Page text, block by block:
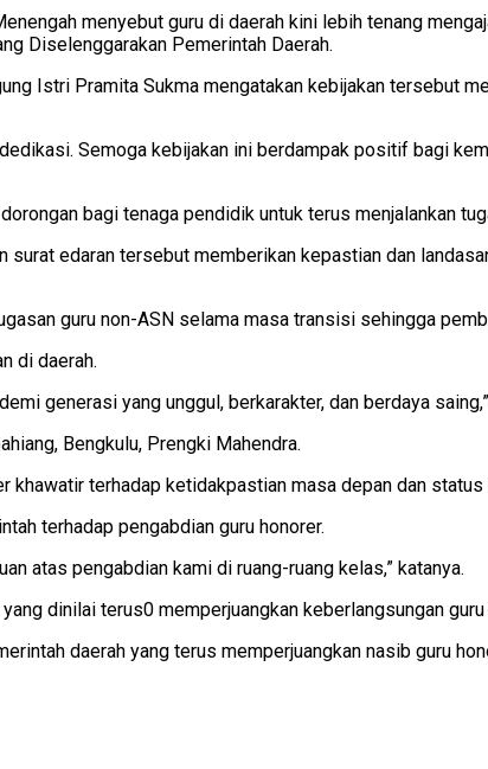
menyebut guru di daerah kini lebih tenang
Diselenggarakan Pemerintah Daerah.
Istri Pramita Sukma mengatakan kebijakan tersebut
Semoga kebijakan ini berdampak positif bagi
bagi tenaga pendidik untuk terus menjalankan
edaran tersebut memberikan kepastian dan
guru non-ASN selama masa transisi sehingga
di daerah.
generasi yang unggul, berkarakter, dan berdaya
Bengkulu, Prengki Mahendra.
terhadap ketidakpastian masa depan dan status
terhadap pengabdian guru honorer.
atas pengabdian kami di ruang-ruang kelas,” katanya.
dinilai terus0 memperjuangkan keberlangsungan guru
daerah yang terus memperjuangkan nasib guru